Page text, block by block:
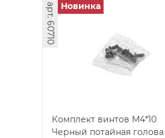
Комплект винтов М4*10
Черный потайная
арт. 60710 Новинка